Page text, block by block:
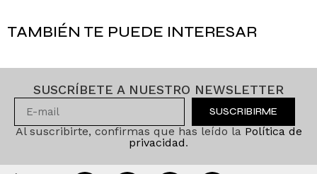
TAMBIÉN TE PUEDE INTERESAR
SUSCRÍBETE A NUESTRO NEWSLETTER
SUSCRIBIRME
Al suscribirte, confirmas que has leído la Política de
privacidad.